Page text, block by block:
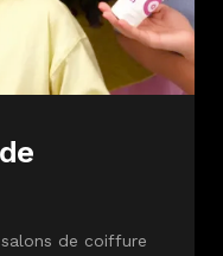
de coiffure